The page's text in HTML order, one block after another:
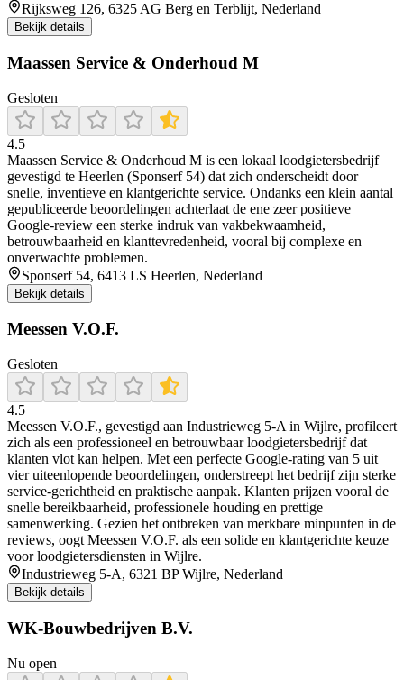
Rijksweg 126, 6325 AG Berg en Terblijt, Nederland
Bekijk details
Maassen Service & Onderhoud M
Gesloten
4.5
Maassen Service & Onderhoud M is een lokaal loodgietersbedrijf
gevestigd te Heerlen (Sponserf 54) dat zich onderscheidt door
snelle, inventieve en klantgerichte service. Ondanks een klein aantal
gepubliceerde beoordelingen achterlaat de ene zeer positieve
Google-review een sterke indruk van vakbekwaamheid,
betrouwbaarheid en klanttevredenheid, vooral bij complexe en
onverwachte problemen.
Sponserf 54, 6413 LS Heerlen, Nederland
Bekijk details
Meessen V.O.F.
Gesloten
4.5
Meessen V.O.F., gevestigd aan Industrieweg 5‑A in Wijlre, profileert
zich als een professioneel en betrouwbaar loodgietersbedrijf dat
klanten vlot kan helpen. Met een perfecte Google‑rating van 5 uit
vier uiteenlopende beoordelingen, onderstreept het bedrijf zijn sterke
service‑gerichtheid en praktische aanpak. Klanten prijzen vooral de
snelle bereikbaarheid, professionele houding en prettige
samenwerking. Gezien het ontbreken van merkbare minpunten in de
reviews, oogt Meessen V.O.F. als een solide en klantgerichte keuze
voor loodgietersdiensten in Wijlre.
Industrieweg 5-A, 6321 BP Wijlre, Nederland
Bekijk details
WK-Bouwbedrijven B.V.
Nu open